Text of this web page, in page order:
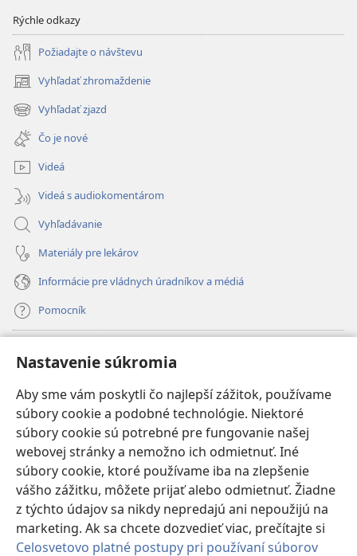
Nastavenie súkromia
Aby sme vám poskytli čo najlepší zážitok, používame
súbory cookie a podobné technológie. Niektoré
súbory cookie sú potrebné pre fungovanie našej
webovej stránky a nemožno ich odmietnuť. Iné
súbory cookie, ktoré používame iba na zlepšenie
vášho zážitku, môžete prijať alebo odmietnuť. Žiadne
z týchto údajov sa nikdy nepredajú ani nepoužijú na
marketing. Ak sa chcete dozvedieť viac, prečítajte si
Celosvetovo platné postupy pri používaní súborov
Rýchle odkazy
Požiadajte o návštevu
Vyhľadať zhromaždenie
(otvorí
nové
okno)
Vyhľadať zjazd
(otvorí
nové
okno)
Čo je nové
Videá
Videá s audiokomentárom
Vyhľadávanie
Materiály pre lekárov
Informácie pre vládnych úradníkov a médiá
Pomocník
(otvorí
nové
okno)
INTERNETOVÁ KNIŽNICA Strážnej veže
(otvorí
nové
okno)JW Hub ®
(otvorí
nové
okno)JW Library
Watchtower Library